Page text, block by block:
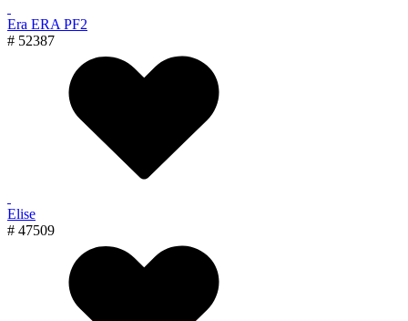
Era ERA PF2
# 52387
Elise
# 47509